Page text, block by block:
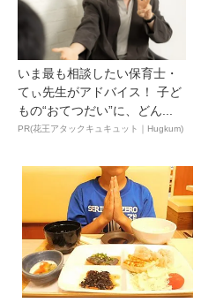
いま最も相談したい保育士・
てぃ先生がアドバイス！ 子ど
もの“おてつだい”に、どん...
PR(花王アタックキュキュット｜Hugkum)